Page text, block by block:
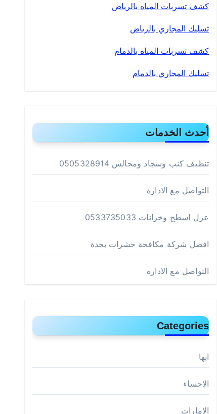
كشف تسربات المياه بالرياض
تسليك المجاري بالرياض
كشف تسربات المياه بالدمام
تسليك المجاري بالدمام
أحدث الخدمات
تنظيف كنب وسجاد ومجالس 0505328914
التواصل مع الادارة
عزل اسطح وخزانات 0533735033
افضل شركة مكافحة حشرات بجدة
التواصل مع الادارة
Categories
ابها
الاحساء
الامارات